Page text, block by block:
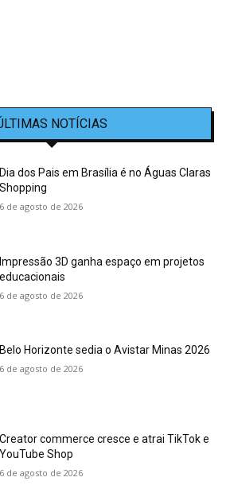
NOTÍCIAS
Dia dos Pais em Brasília é no Águas Claras
Shopping
6 de agosto de 2026
Impressão 3D ganha espaço em projetos
educacionais
6 de agosto de 2026
Belo Horizonte sedia o Avistar Minas 2026
6 de agosto de 2026
Creator commerce cresce e atrai TikTok e
YouTube Shop
6 de agosto de 2026